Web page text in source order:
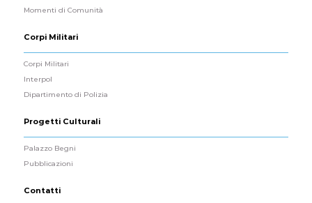
Momenti di Comunità
Corpi Militari
Corpi Militari
Interpol
Dipartimento di Polizia
Progetti Culturali
Palazzo Begni
Pubblicazioni
Contatti